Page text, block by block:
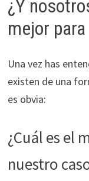
¿Y
mejor
Una vez has
existen de una
es obvia:
¿Cuál es el
nuestro